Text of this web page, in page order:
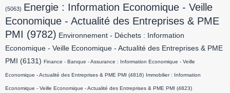
(5063) Energie : Information Economique - Veille
Economique - Actualité des Entreprises & PME
PMI (9782) Environnement - Déchets : Information
Economique - Veille Economique - Actualité des Entreprises & PME
PMI
(6131) Finance - Banque - Assurance : Information Economique - Veille
Economique - Actualité des Entreprises & PME PMI (4818) Immobilier : Information
Economique - Veille Economique - Actualité des Entreprises & PME PMI (4823)